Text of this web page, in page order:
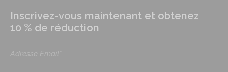
€
Inscrivez-vous maintenant et obtenez
10 % de réduction
Adresse Email*